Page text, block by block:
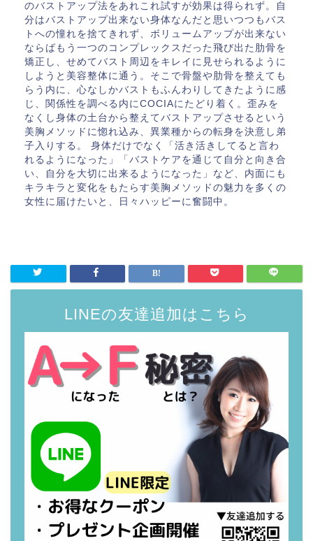
のバストアップ法をあれこれ試すが効果は得られず。自
分はバストアップ出来ない身体なんだと思いつつもバス
トへの憧れを捨てきれず、ボリュームアップが出来ない
ならばもう一つのコンプレックスだった飛び出た肋骨を
矯正し、せめてバスト周辺をキレイに見せられるように
しようと美容整体に通う。そこで骨盤や肋骨を整えても
らう内に、心なしかバストもふんわりしてきたように感
じ、関係性を調べる内にCOCIAにたどり着く。歪みを
なくし身体の土台から整えてバストアップさせるという
美胸メソッドに惚れ込み、異業種からの転身を決意し弟
子入りする。 身体だけでなく「活き活きしてると言わ
れるようになった」「バストケアを通じて自分と向き合
い、自分を大切に出来るようになった」など、内面にも
キラキラと変化をもたらす美胸メソッドの魅力を多くの
女性に届けたいと、日々ハッピーに奮闘中。
LINEの友達追加はこちら